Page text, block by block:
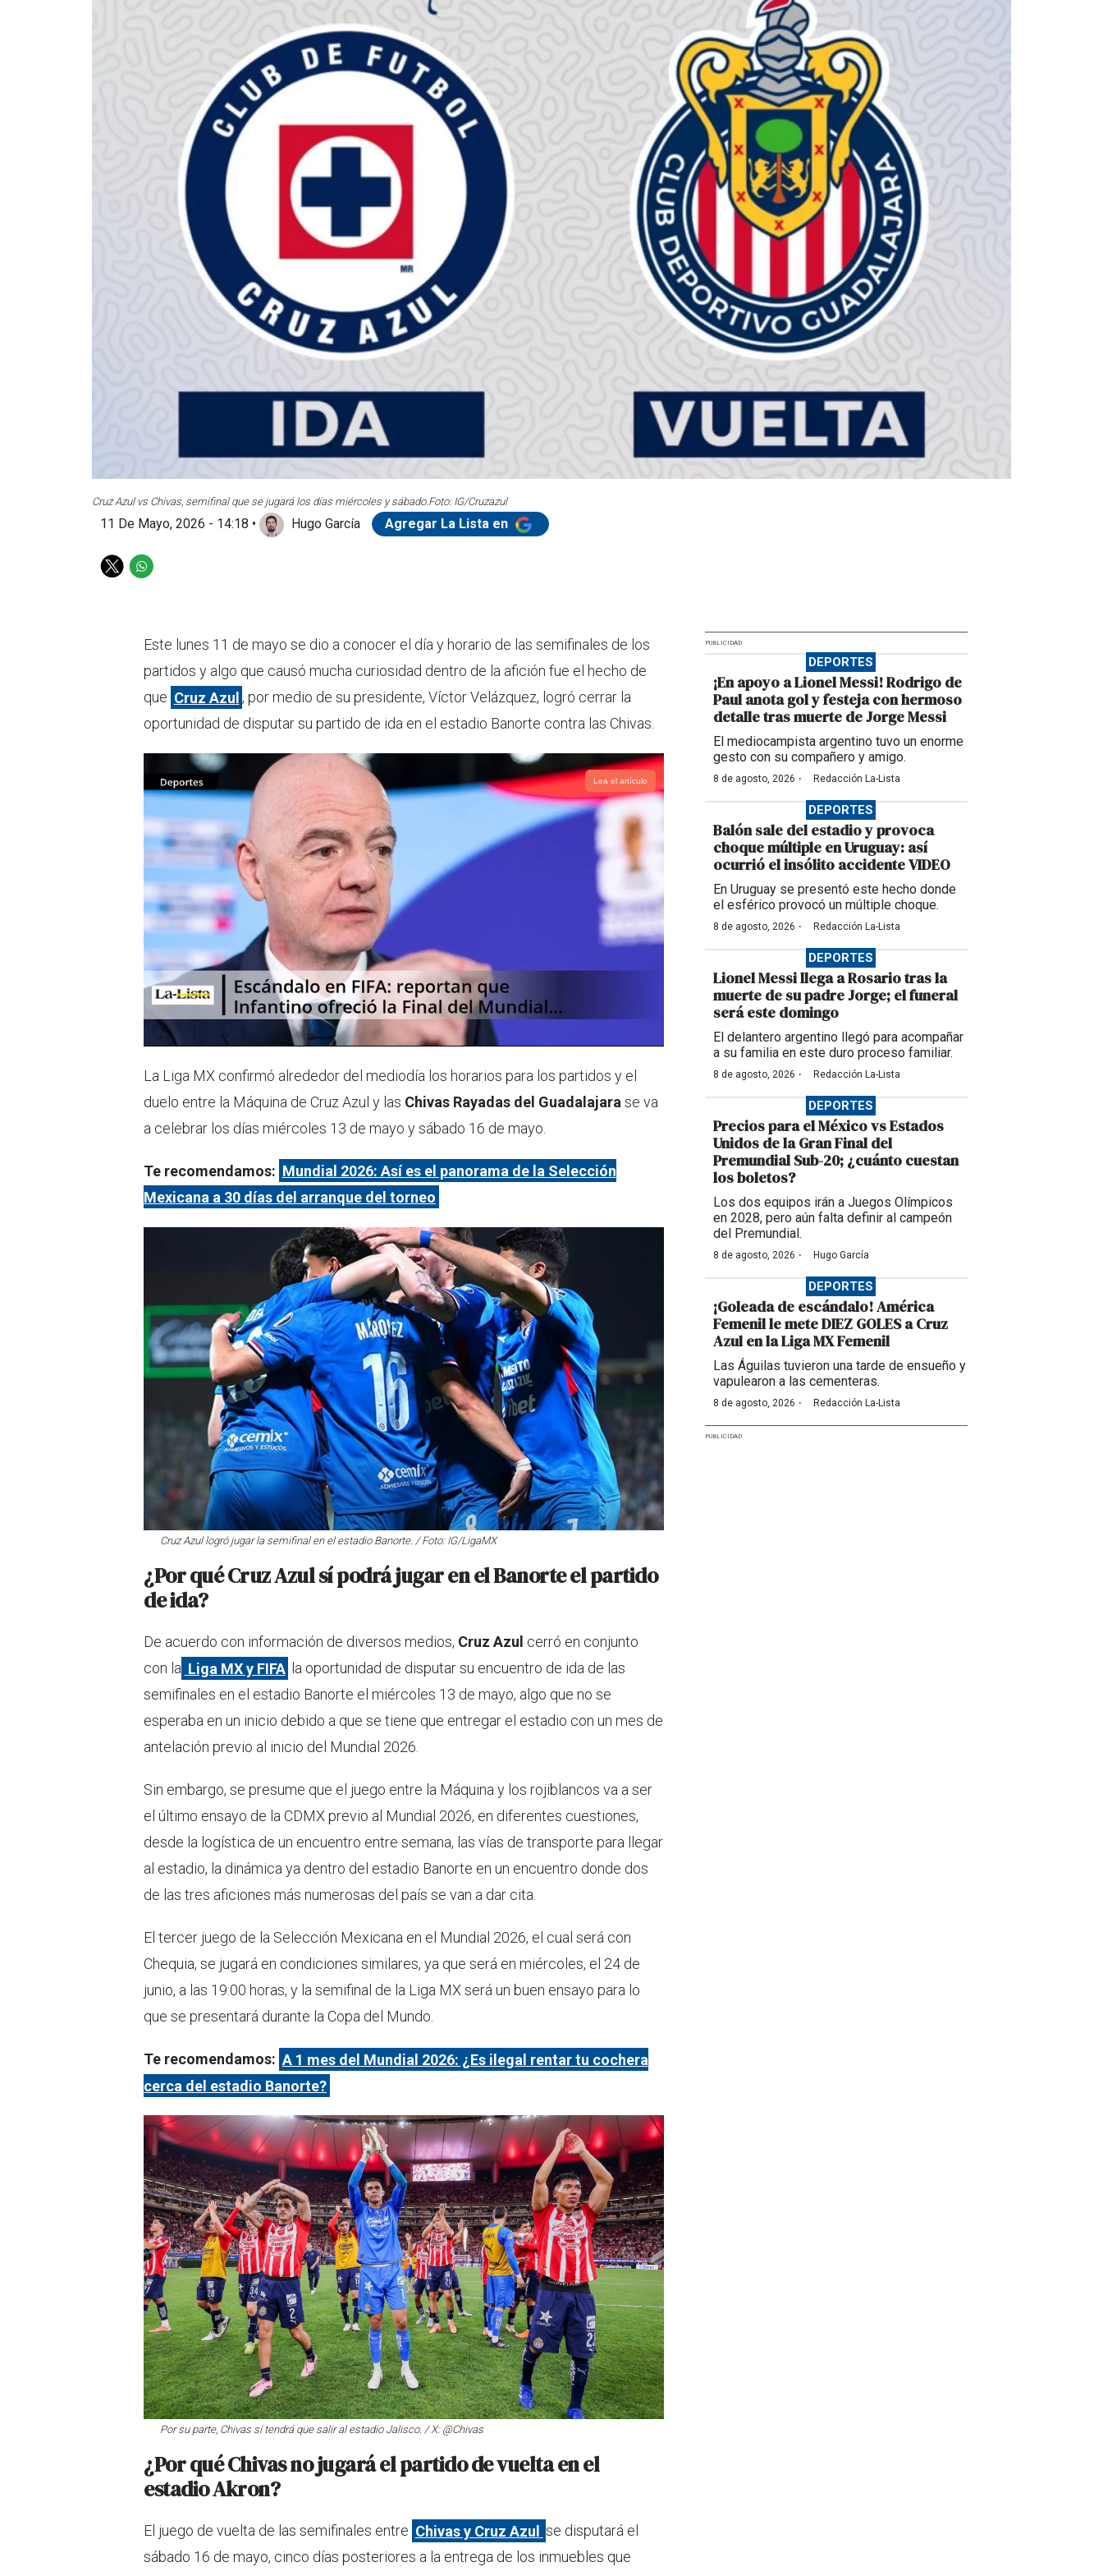
Cruz Azul vs Chivas, semifinal que se jugará los días miércoles y sábado.Foto: IG/Cruzazul
11 De Mayo, 2026 - 14:18 • Hugo García Agregar La Lista en
T
W
s
p
p
Este lunes 11 de mayo se dio a conocer el día y horario de las semifinales de los
partidos y algo que causó mucha curiosidad dentro de la afición fue el hecho de
que Cruz Azul, por medio de su presidente, Víctor Velázquez, logró cerrar la
oportunidad de disputar su partido de ida en el estadio Banorte contra las Chivas.
Lea el artículo
La Liga MX confirmó alrededor del mediodía los horarios para los partidos y el
duelo entre la Máquina de Cruz Azul y las Chivas Rayadas del Guadalajara se va
a celebrar los días miércoles 13 de mayo y sábado 16 de mayo.
Te recomendamos: Mundial 2026: Así es el panorama de la Selección
Mexicana a 30 días del arranque del torneo
Cruz Azul logró jugar la semifinal en el estadio Banorte. / Foto: IG/LigaMX
¿Por qué Cruz Azul sí podrá jugar en el Banorte el partido
de ida?
De acuerdo con información de diversos medios, Cruz Azul cerró en conjunto
con la Liga MX y FIFA la oportunidad de disputar su encuentro de ida de las
semifinales en el estadio Banorte el miércoles 13 de mayo, algo que no se
esperaba en un inicio debido a que se tiene que entregar el estadio con un mes de
antelación previo al inicio del Mundial 2026.
Sin embargo, se presume que el juego entre la Máquina y los rojiblancos va a ser
el último ensayo de la CDMX previo al Mundial 2026, en diferentes cuestiones,
desde la logística de un encuentro entre semana, las vías de transporte para llegar
al estadio, la dinámica ya dentro del estadio Banorte en un encuentro donde dos
de las tres aficiones más numerosas del país se van a dar cita.
El tercer juego de la Selección Mexicana en el Mundial 2026, el cual será con
Chequia, se jugará en condiciones similares, ya que será en miércoles, el 24 de
junio, a las 19:00 horas, y la semifinal de la Liga MX será un buen ensayo para lo
que se presentará durante la Copa del Mundo.
Te recomendamos: A 1 mes del Mundial 2026: ¿Es ilegal rentar tu cochera
cerca del estadio Banorte?
Por su parte, Chivas sí tendrá que salir al estadio Jalisco. / X: @Chivas
¿Por qué Chivas no jugará el partido de vuelta en el
estadio Akron?
El juego de vuelta de las semifinales entre Chivas y Cruz Azul se disputará el
sábado 16 de mayo, cinco días posteriores a la entrega de los inmuebles que
PUBLICIDAD
DEPORTES
¡En apoyo a Lionel Messi! Rodrigo de
Paul anota gol y festeja con hermoso
detalle tras muerte de Jorge Messi
El mediocampista argentino tuvo un enorme
gesto con su compañero y amigo.
8 de agosto, 2026 · Redacción La-Lista
DEPORTES
Balón sale del estadio y provoca
choque múltiple en Uruguay: así
ocurrió el insólito accidente VIDEO
En Uruguay se presentó este hecho donde
el esférico provocó un múltiple choque.
8 de agosto, 2026 · Redacción La-Lista
DEPORTES
Lionel Messi llega a Rosario tras la
muerte de su padre Jorge; el funeral
será este domingo
El delantero argentino llegó para acompañar
a su familia en este duro proceso familiar.
8 de agosto, 2026 · Redacción La-Lista
DEPORTES
Precios para el México vs Estados
Unidos de la Gran Final del
Premundial Sub-20; ¿cuánto cuestan
los boletos?
Los dos equipos irán a Juegos Olímpicos
en 2028, pero aún falta definir al campeón
del Premundial.
8 de agosto, 2026 · Hugo García
DEPORTES
¡Goleada de escándalo! América
Femenil le mete DIEZ GOLES a Cruz
Azul en la Liga MX Femenil
Las Águilas tuvieron una tarde de ensueño y
vapulearon a las cementeras.
8 de agosto, 2026 · Redacción La-Lista
PUBLICIDAD